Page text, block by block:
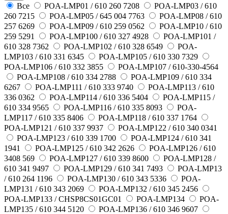
Все POA-LMP01 / 610 260 7208
POA-LMP03 / 610
260 7215
POA-LMP05 / 645 004 7763
POA-LMP08 / 610
257 6269
POA-LMP09 / 610 259 0562
POA-LMP10 / 610
259 5291
POA-LMP100 / 610 327 4928
POA-LMP101 /
610 328 7362
POA-LMP102 / 610 328 6549
POA-
LMP103 / 610 331 6345
POA-LMP105 / 610 330 7329
POA-LMP106 / 610 332 3855
POA-LMP107 / 610-330-4564
POA-LMP108 / 610 334 2788
POA-LMP109 / 610 334
6267
POA-LMP111 / 610 333 9740
POA-LMP113 / 610
336 0362
POA-LMP114 / 610 336 5404
POA-LMP115 /
610 334 9565
POA-LMP116 / 610 335 8093
POA-
LMP117 / 610 335 8406
POA-LMP118 / 610 337 1764
POA-LMP121 / 610 337 9937
POA-LMP122 / 610 340 0341
POA-LMP123 / 610 339 1700
POA-LMP124 / 610 341
1941
POA-LMP125 / 610 342 2626
POA-LMP126 / 610
3408 569
POA-LMP127 / 610 339 8600
POA-LMP128 /
610 341 9497
POA-LMP129 / 610 341 7493
POA-LMP13
/ 610 264 1196
POA-LMP130 / 610 343 5336
POA-
LMP131 / 610 343 2069
POA-LMP132 / 610 345 2456
POA-LMP133 / CHSP8CS01GC01
POA-LMP134
POA-
LMP135 / 610 344 5120
POA-LMP136 / 610 346 9607